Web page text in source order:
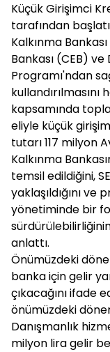
Küçük Girişimci
tarafından
Kalkınma
Bankası (CEB)
Programı'ndan
kapsamında
eliyle küçük
tutarı 117 milyon
Kalkınma
temsil edildiğini,
yaklaşıldığını ve
yönetiminde bir
anlattı.
Önümüzdeki
banka için gelir
çıkacağını ifade
önümüzdeki
Danışmanlık
milyon lira gelir